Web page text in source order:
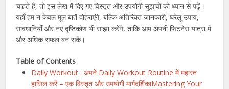
चाहते हैं, तो इस लेख में दिए गए विस्तृत और उपयोगी सुझावों को ध्यान से पढ़ें।
यहाँ हम न केवल मूल बातें दोहराएंगे, बल्कि अतिरिक्त जानकारी, घरेलू उपाय,
सावधानियाँ और नए दृष्टिकोण भी साझा करेंगे, ताकि आप अपनी फिटनेस यात्रा में
और अधिक सफल बन सकें।
Table of Contents
Daily Workout : अपने Daily Workout Routine में महारत
हासिल करें – एक विस्तृत और उपयोगी मार्गदर्शिकाMastering Your